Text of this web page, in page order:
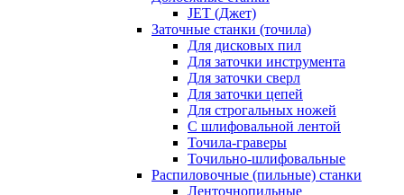
JET (Джет)
Заточные станки (точила)
Для дисковых пил
Для заточки инструмента
Для заточки сверл
Для заточки цепей
Для строгальных ножей
С шлифовальной лентой
Точила-граверы
Точильно-шлифовальные
Распиловочные (пильные) станки
Ленточнопильные